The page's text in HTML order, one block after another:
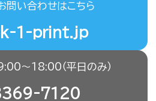
問い合わせはこちら
1-print.jp
〜18:00（平日のみ）
7120